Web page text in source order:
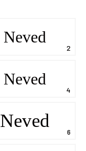
Neved
Neved
Neved